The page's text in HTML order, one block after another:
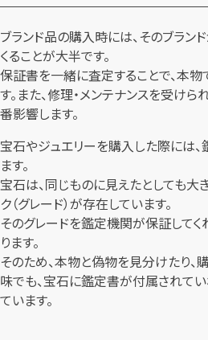
ブランド品の購入時には、そのブラン
くることが大半です。
保証書を一緒に査定することで、本
す。また、修理・メンテナンスを受け
番影響します。
宝石やジュエリーを購入した際には
ます。
宝石は、同じものに見えたとしても大
ク（グレード）が存在しています。
そのグレードを鑑定機関が保証して
ります。
そのため、本物と偽物を見分けたり
味でも、宝石に鑑定書が付属されて
ています。